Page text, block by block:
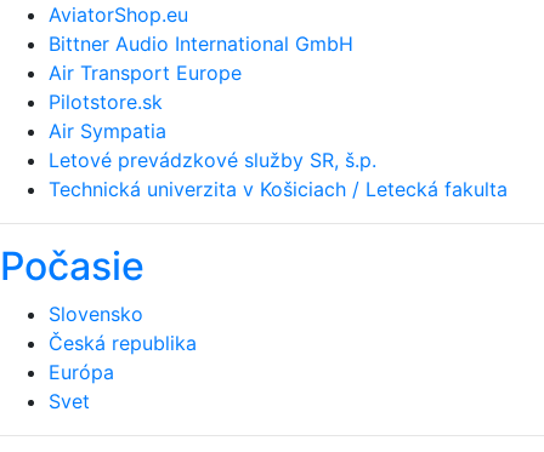
AviatorShop.eu
Bittner Audio International GmbH
Air Transport Europe
Pilotstore.sk
Air Sympatia
Letové prevádzkové služby SR, š.p.
Technická univerzita v Košiciach / Letecká fakulta
Počasie
Slovensko
Česká republika
Európa
Svet